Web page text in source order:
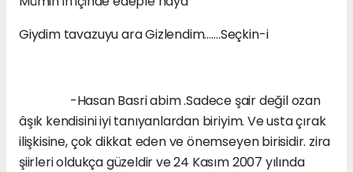
Giydim tavazuyu ara Gizlendim…….Seçkin-i
-Hasan Basri abim .Sadece şair değil ozan
âşık kendisini iyi tanıyanlardan biriyim. Ve usta çırak
ilişkisine, çok dikkat eden ve önemseyen birisidir. zira
şiirleri oldukça güzeldir ve 24 Kasım 2007 yılında